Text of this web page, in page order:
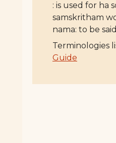
: is used for ha
samskritham
nama: to be
Terminologies
Guide